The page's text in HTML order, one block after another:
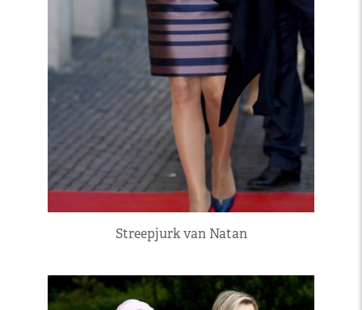
Streepjurk van Natan